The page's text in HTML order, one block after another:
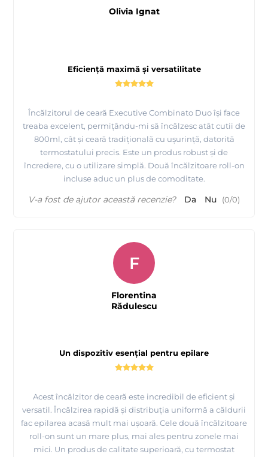
Eficiență maximă și versatilitate
Încălzitorul de ceară Executive Combinato Duo își face
treaba excelent, permițându-mi să încălzesc atât cutii de
800ml, cât și ceară tradițională cu ușurință, datorită
termostatului precis. Este un produs robust și de
încredere, cu o utilizare simplă. Două încălzitoare roll-on
incluse aduc un plus de comoditate.
Olivia Ignat
V-a fost de ajutor această recenzie? Da Nu (0/0)
Un dispozitiv esențial pentru epilare
Acest încălzitor de ceară este incredibil de eficient și
versatil. Încălzirea rapidă și distribuția uniformă a căldurii
fac epilarea acasă mult mai ușoară. Cele două încălzitoare
roll-on sunt un mare plus, mai ales pentru zonele mai
mici. Un produs de calitate superioară, cu termostat
F
Florentina
Rădulescu